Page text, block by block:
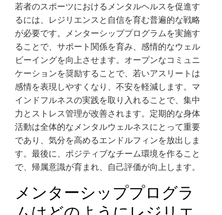
若者のスポーツにおけるメンタルヘルスを促進す
るには、レジリエンスと自信を育む普遍的な戦略
が必要です。メンターシッププログラムを実施す
ることで、サポート関係を育み、感情的なウェル
ビーイングを向上させます。オープンなコミュニ
ケーションを奨励することで、若いアスリートは
感情を表現しやすくなり、不安を軽減します。マ
インドフルネスの実践を取り入れることで、集中
力とストレス管理が改善されます。定期的な身体
活動は全体的なメンタルウェルネスにとって重要
であり、気分を高めるエンドルフィンを放出しま
す。最後に、ポジティブなチーム環境を作ること
で、帰属意識が育まれ、自己評価が向上します。
メンターシッププログラ